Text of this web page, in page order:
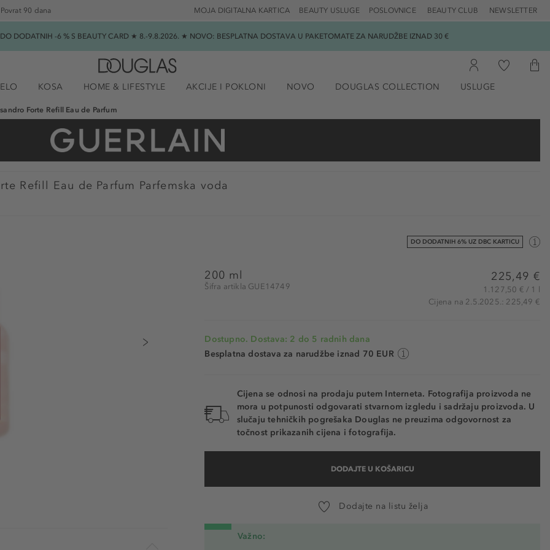
Povrat 90 dana POSLOVNICE BEAUTY CLUB NEWSLETTER
BEAUTY USLUGE
MOJA DIGITALNA KARTICA
DODATNIH -6 % S BEAUTY CARD ★ 8.-9.8.2026. ★ NOVO: BESPLATNA DOSTAVA U PAKETOMATE ZA NARUDŽBE IZNAD 30 €
KOSA HOME & LIFESTYLE AKCIJE I POKLONI NOVO DOUGLAS COLLECTION USLUGE
Forte Refill Eau de Parfum
Refill Eau de Parfum Parfemska voda
DO DODATNIH 6% UZ DBC KARTICU
200 ml
Šifra artikla GUE14749
225,49 €
1.127,50 € / 1 l
Cijena na 2.5.2025.: 225,49 €
Dostupno. Dostava: 2 do 5 radnih dana
Besplatna dostava za narudžbe iznad 70 EUR
Cijena se odnosi na prodaju putem Interneta. Fotografija proizvoda ne
mora u potpunosti odgovarati stvarnom izgledu i sadržaju proizvoda. U
slučaju tehničkih pogrešaka Douglas ne preuzima odgovornost za
točnost prikazanih cijena i fotografija.
DODAJTE U KOŠARICU
Dodajte na listu želja
Važno: